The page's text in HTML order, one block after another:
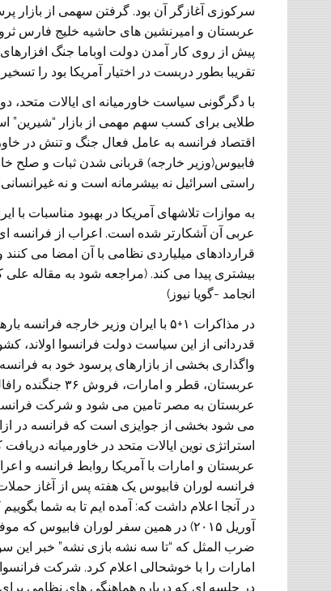
سرکوزی آغازگر آن بود. گرفتن سهمی از بازار
عربستان و اميرنشين های حاشيه خليج فارس
پيش از روی کار آمدن دولت اوباما جنگ
تقريبا بطور دربست در اختيار آمريکا بود را تسخير
با دگرگونی سياست خاورميانه ای ايالات متحد،
طلايی برای کسب سهم مهمی از بازار “شيرين”
اقتصاد فرانسه به عامل فعال جنگ و تنش در
فابيوس(وزير خارجه) قربانی شدن ثبات و صلح
راستی اسرائيل نه بيشرمانه است و نه
به موازات تلاشهای آمريکا در بهبود مناسبات
عربی آن آشکارتر شده است. اعراب از فرانسه
قراردادهای ميلياردی نظامی با آن امضا می
بيشتری پيدا می کند. (مراجعه شود به مقاله
انجامد -گويا نيوز)
در مذاکرات ۱+۵ با ايران وزير
قدردانی از اين سياست دولت فرانسوا اولاند،
واگذاری بخشی از بازارهای پرسود خود به
عربستان، قطر و
عربستان به مصر تامين می شود و شرکت فرانسه
می شود بخشی از جوايزی است که فرانسه در
استراتژی نوين ايالات متحد در خاورميانه
عربستان و امارات با آمريکا روابط فرانسه و
فرانسه لوران فابيوس يک هفته پس از آغاز
ضرب المثل که “تا سه نشه بازی نشه” خبر اين
امارات را با خوشحالی اعلام کرد. شرکت
در جلسه ای که درباره هماهنگی های نظامی